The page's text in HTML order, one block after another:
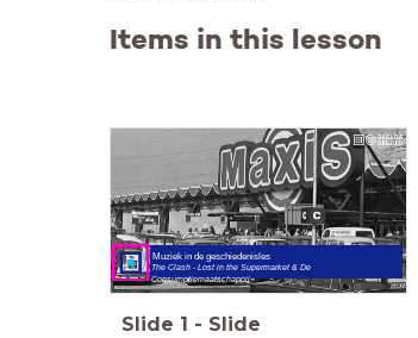
Items in this lesson
Muziek in de geschiedenisles
The Clash - Lost in the Supermarket & De
Consumptiemaatschappij
Slide 1 - Slide